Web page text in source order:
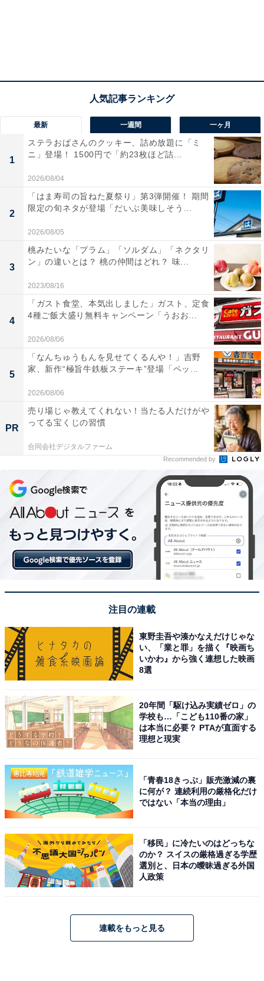
同時開催「ファミマのブラックフライデー」キャ
ンペーンも
「1個買うと、1個もらえる」キャンペーンと同期間に、
「ファミマのブラックフライデー」キャンペーンも同時
開催。
「ファミマのブラックフライデー」キャンペーン
11月26日～12月2日の期間、レジ横ケース内の揚げ物・
お惣菜の対象商品を2個購入するごとに、12月3日7：00
～12月9日の期間で使用できる「ファミから（醤油また
は塩、税込98円）」を1個1円で買える引換券（97円引き
クーポン）がレシートに1枚印字されます。
ファミペイを利用している人はさらに、レジ横ケース内
の揚げ物・お惣菜の対象商品を2個以上購入で、次回使
える「ファミから（醤油または塩、各税込98円）」がも
ちらも使用期限は12月9日まで。
ファミから（左：醤油、右：塩）
「1個買うと、1個もらえる」キャンペーンも「ファミマ
のブラックフライデー」キャンペーンも開催期間が一緒
です。ぜひお得なキャンペーンを両方利用してみてくだ
最新 一週間 一ヶ月
1
ステラおばさんのクッキー、詰め放題に「ミ
ニ」登場！ 1500円で「約23枚ほど詰...
2026/08/04
2
「はま寿司の旨ねた夏祭り」第3弾開催！ 期間
限定の旬ネタが登場「だいぶ美味しそう...
2026/08/05
3
桃みたいな「プラム」「ソルダム」「ネクタリ
ン」の違いとは？ 桃の仲間はどれ？ 味...
2023/08/16
4
「ガスト食堂、本気出しました」ガスト、定食
4種ご飯大盛り無料キャンペーン「うおお...
2026/08/06
5
「なんちゅうもんを見せてくるんや！」吉野
家、新作“極旨牛鉄板ステーキ”登場「ペッ...
2026/08/06
PR
売り場じゃ教えてくれない！当たる人だけがや
ってる宝くじの習慣
合同会社デジタルファーム
Recommended by
注目の連載
東野圭吾や湊かなえだけじゃな
い、「業と罪」を描く『映画ち
いかわ』から強く連想した映画
8選
20年間「駆け込み実績ゼロ」の
学校も…「こども110番の家」
は本当に必要？ PTAが直面する
理想と現実
「青春18きっぷ」販売激減の裏
に何が？ 連続利用の厳格化だけ
ではない「本当の理由」
「移民」に冷たいのはどっちな
のか？ スイスの厳格過ぎる学歴
選別と、日本の曖昧過ぎる外国
人政策
連載をもっと見る